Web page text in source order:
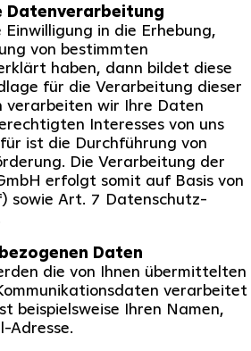
Datenverarbeitung
in die Erhebung,
von bestimmten
haben, dann bildet diese
für die Verarbeitung dieser
verarbeiten wir Ihre Daten
Interesses von uns
ist die Durchführung von
Die Verarbeitung der
erfolgt somit auf Basis von
sowie Art. 7 Datenschutz-
Daten
die von Ihnen übermittelten
verarbeitet
beispielsweise Ihren Namen,
Adresse.